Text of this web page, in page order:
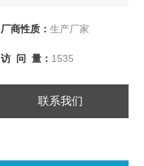
厂商性质： 生产厂家
访 问 量： 1535
联系我们